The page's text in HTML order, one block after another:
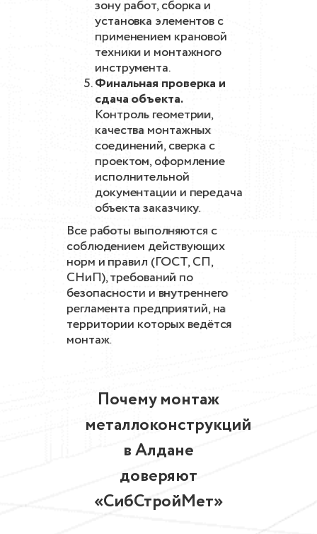
зону работ, сборка и
установка элементов с
применением крановой
техники и монтажного
инструмента.
Финальная проверка и
сдача объекта.
Контроль геометрии,
качества монтажных
соединений, сверка с
проектом, оформление
исполнительной
документации и передача
объекта заказчику.
Все работы выполняются с
соблюдением действующих
норм и правил (ГОСТ, СП,
СНиП), требований по
безопасности и внутреннего
регламента предприятий, на
территории которых ведётся
монтаж.
Почему монтаж
металлоконструкций
в Алдане
доверяют
«СибСтройМет»